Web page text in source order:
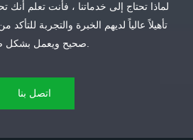
يتعلم أكثر
لماذا تحتاج إلى خدماتنا ، فأنت تعلم
تأهيلاً عالياً لديهم الخبرة والتجربة
اتصل بنا